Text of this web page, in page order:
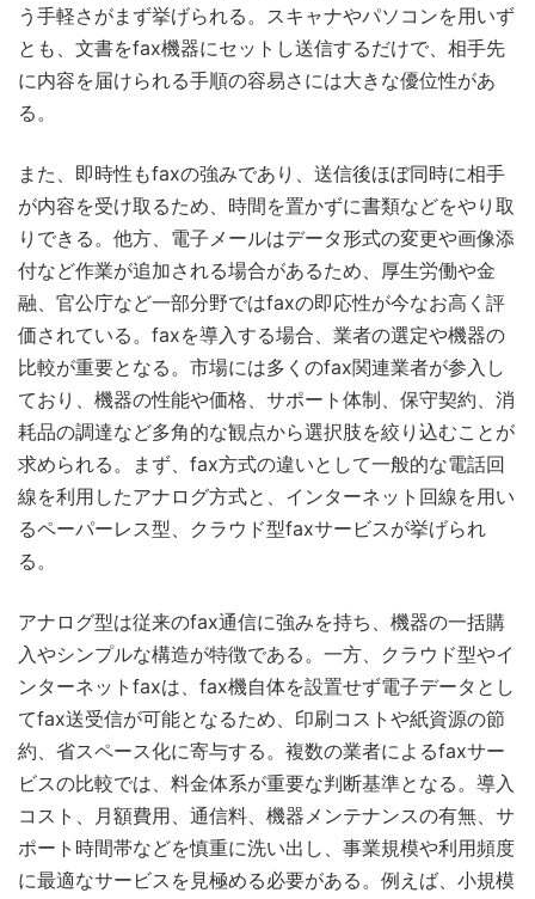
う手軽さがまず挙げられる。スキャナやパソコンを用いず
とも、文書をfax機器にセットし送信するだけで、相手先
に内容を届けられる手順の容易さには大きな優位性があ
る。
また、即時性もfaxの強みであり、送信後ほぼ同時に相手
が内容を受け取るため、時間を置かずに書類などをやり取
りできる。他方、電子メールはデータ形式の変更や画像添
付など作業が追加される場合があるため、厚生労働や金
融、官公庁など一部分野ではfaxの即応性が今なお高く評
価されている。faxを導入する場合、業者の選定や機器の
比較が重要となる。市場には多くのfax関連業者が参入し
ており、機器の性能や価格、サポート体制、保守契約、消
耗品の調達など多角的な観点から選択肢を絞り込むことが
求められる。まず、fax方式の違いとして一般的な電話回
線を利用したアナログ方式と、インターネット回線を用い
るペーパーレス型、クラウド型faxサービスが挙げられ
る。
アナログ型は従来のfax通信に強みを持ち、機器の一括購
入やシンプルな構造が特徴である。一方、クラウド型やイ
ンターネットfaxは、fax機自体を設置せず電子データとし
てfax送受信が可能となるため、印刷コストや紙資源の節
約、省スペース化に寄与する。複数の業者によるfaxサー
ビスの比較では、料金体系が重要な判断基準となる。導入
コスト、月額費用、通信料、機器メンテナンスの有無、サ
ポート時間帯などを慎重に洗い出し、事業規模や利用頻度
に最適なサービスを見極める必要がある。例えば、小規模